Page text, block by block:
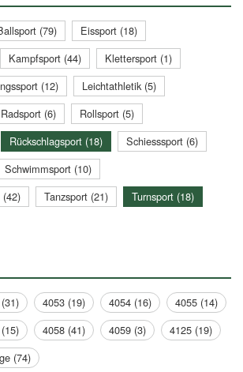
(79)
Eissport (18)
Kampfsport (44)
Klettersport (1)
(12)
Leichtathletik (5)
Radsport (6)
Rollsport (5)
Rückschlagsport (18)
Schiesssport (6)
Schwimmsport (10)
Tanzsport (21)
Turnsport (18)
4053 (19) 4054 (16)
4055 (14)
4058 (41) 4059 (3)
4125 (19)
(74)